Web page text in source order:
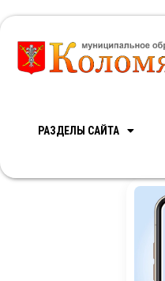
РАЗДЕЛЫ САЙТА